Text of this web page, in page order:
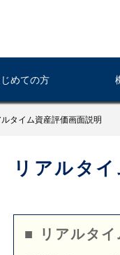
めての方
タイム資産評価画面説明
リアルタ
■ リアルタ